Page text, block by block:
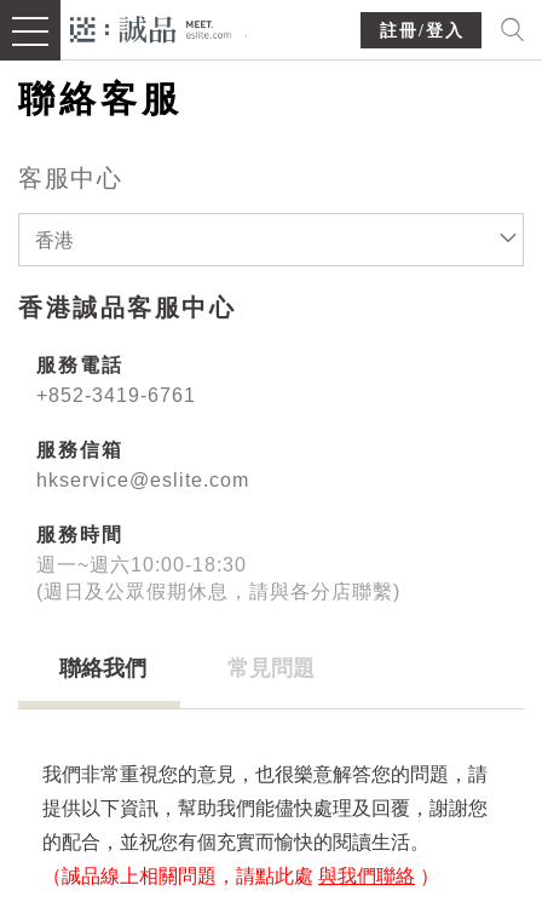
註冊/登入
聯絡客服
客服中心
香港
香港誠品客服中心
服務電話
+852-3419-6761
服務信箱
hkservice@eslite.com
服務時間
週一~週六10:00-18:30
(週日及公眾假期休息，請與各分店聯繫)
聯絡我們 常見問題
我們非常重視您的意見，也很樂意解答您的問題，請
提供以下資訊，幫助我們能儘快處理及回覆，謝謝您
的配合，並祝您有個充實而愉快的閱讀生活。
（誠品線上相關問題，請點此處 與我們聯絡 ）